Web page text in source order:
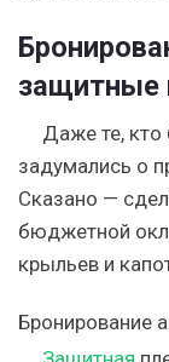
защитные
Даже те,
задумались о
Сказано —
бюджетной
крыльев и
Бронирование